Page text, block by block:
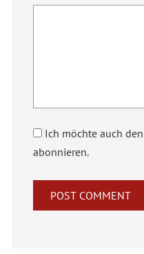
Ich möchte auch
abonnieren.